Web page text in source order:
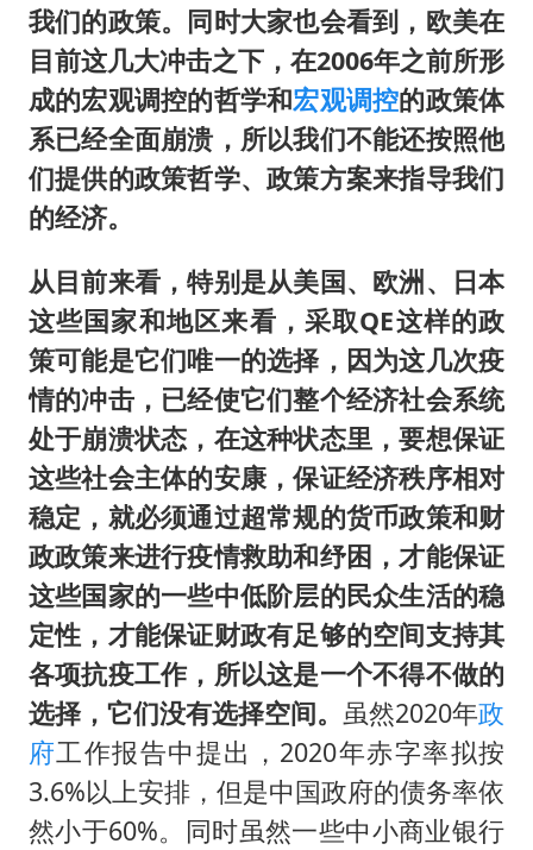
我们的政策。同时大家也会看到，欧美在
目前这几大冲击之下，在2006年之前所形
成的宏观调控的哲学和宏观调控的政策体
系已经全面崩溃，所以我们不能还按照他
们提供的政策哲学、政策方案来指导我们
的经济。
从目前来看，特别是从美国、欧洲、日本
这些国家和地区来看，采取QE这样的政
策可能是它们唯一的选择，因为这几次疫
情的冲击，已经使它们整个经济社会系统
处于崩溃状态，在这种状态里，要想保证
这些社会主体的安康，保证经济秩序相对
稳定，就必须通过超常规的货币政策和财
政政策来进行疫情救助和纾困，才能保证
这些国家的一些中低阶层的民众生活的稳
定性，才能保证财政有足够的空间支持其
各项抗疫工作，所以这是一个不得不做的
选择，它们没有选择空间。虽然2020年政
府工作报告中提出，2020年赤字率拟按
3.6%以上安排，但是中国政府的债务率依
然小于60%。同时虽然一些中小商业银行